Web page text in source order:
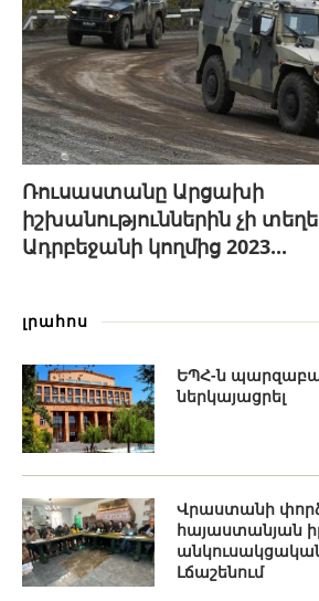
Ռուսաստանը Արցախի
իշխանություններին չի
Ադրբեջանի կողմից 2023...
լրահոս
ԵՊՀ-ն
ներկայացրել
Վրաստանի
հայաստանյան
Լճաշենում